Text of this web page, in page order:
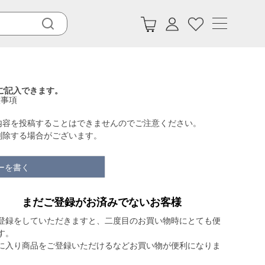
入できます。
項
を投稿することはできませんのでご注意ください。
する場合がございます。
を書く
まだご登録がお済みでないお客様
録をしていただきますと、二度目のお買い物時にとても便
。
入り商品をご登録いただけるなどお買い物が便利になりま